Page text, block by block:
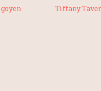
Tiffany